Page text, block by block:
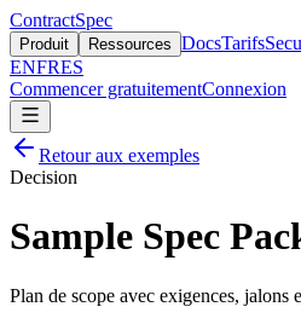
ContractSpec
Produit Ressources DocsTarifs
ENFRES
Commencer gratuitementConnexion
Retour aux exemples
Decision
Sample Spec
Plan de scope avec exigences, jalons